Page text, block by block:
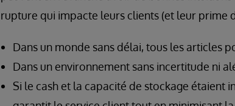
rupture qui impacte leurs clients (et leur prime
Dans un monde sans délai, tous les articles
Dans un environnement sans incertitude ni
Si le cash et la capacité de stockage étaient